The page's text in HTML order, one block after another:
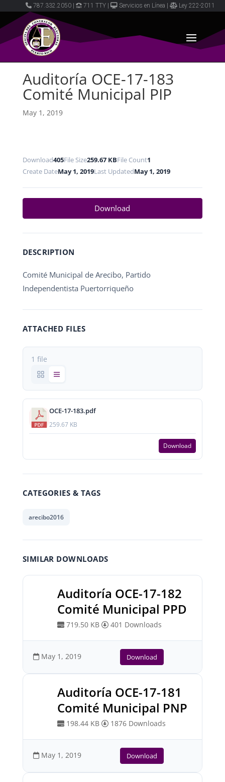
787.332.2050 711 TTY Servicios en Línea Ley 222-2011
Auditoría OCE-17-183
Comité Municipal PIP
May 1, 2019
Download405File Size259.67 KBFile Count1
Create DateMay 1, 2019Last UpdatedMay 1, 2019
Download
DESCRIPTION
Comité Municipal de Arecibo, Partido
Independentista Puertorriqueño
ATTACHED FILES
1 file
OCE-17-183.pdf
259.67 KB
Download
CATEGORIES & TAGS
arecibo2016
SIMILAR DOWNLOADS
Auditoría OCE-17-182
Comité Municipal PPD
719.50 KB 401 Downloads
May 1, 2019 Download
Auditoría OCE-17-181
Comité Municipal PNP
198.44 KB 1876 Downloads
May 1, 2019 Download